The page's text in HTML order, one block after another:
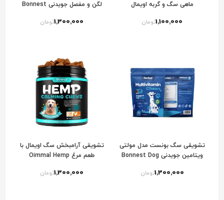
ماهی سگ و گربه اویمال
1٬100٬000تومان
لگن و مفصل جویدنی Bonnest
1٬300٬000تومان
تشویقی سگ بونست مدل مولتی
ویتامین جویدنی Bonnest Dog
1٬300٬000تومان
تشویقی آرامبخش سگ اویمال با
طعم مرغ Oimmal Hemp
Chicken Flavor
1٬300٬000تومان